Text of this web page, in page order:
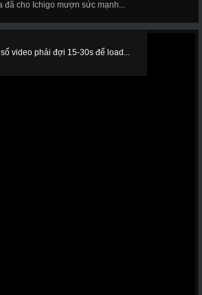
đã cho Ichigo mượn sức mạnh...
số video phải đợi 15-30s để load...